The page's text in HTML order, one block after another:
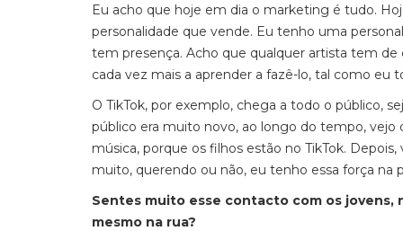
Eu acho que hoje em dia o marketing é tudo.
personalidade que vende. Eu tenho uma
tem presença. Acho que qualquer artista tem de
cada vez mais a aprender a fazê-lo, tal como eu
O TikTok, por exemplo, chega a todo o público,
público era muito novo, ao longo do tempo, vejo
música, porque os filhos estão no TikTok.
muito, querendo ou não, eu tenho essa força
Sentes muito esse contacto com os jovens,
mesmo na rua?